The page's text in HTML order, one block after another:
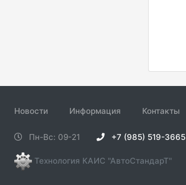
Новости Информация Контакты
Пн-Вс: 09-21 +7 (985) 519-3665
Технология КАИС "АвтоСтандарТ"